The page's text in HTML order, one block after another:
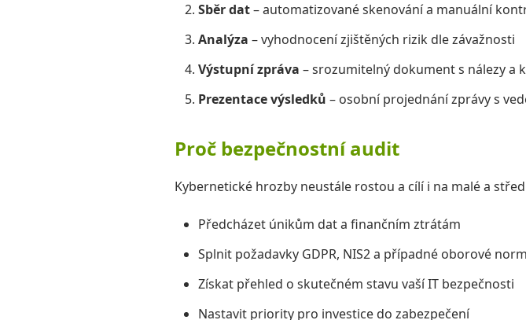
Sběr dat– automatizované skenování a manuální
Analýza – vyhodnocení zjištěných rizik dle závažnosti
Výstupní zpráva – srozumitelný dokument s nálezy a
Prezentace výsledků – osobní projednání zprávy s
Proč bezpečnostní audit
Kybernetické hrozby neustále rostou a cílí i na malé a
Předcházet únikům dat a finančním ztrátám
Splnit požadavky GDPR, NIS2 a případné oborové
Získat přehled o skutečném stavu vaší IT bezpečnosti
Nastavit priority pro investice do zabezpečení